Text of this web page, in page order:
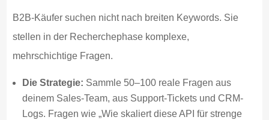
B2B-Käufer suchen nicht nach breiten Keywords. Sie
stellen in der Recherchephase komplexe,
mehrschichtige Fragen.
Die Strategie: Sammle 50–100 reale Fragen aus
deinem Sales-Team, aus Support-Tickets und CRM-
Logs. Fragen wie „Wie skaliert diese API für strenge